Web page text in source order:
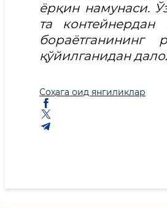
ёрқин намунаси.
та контейнердан
қўйилганидан
Соҳага оид янгиликлар